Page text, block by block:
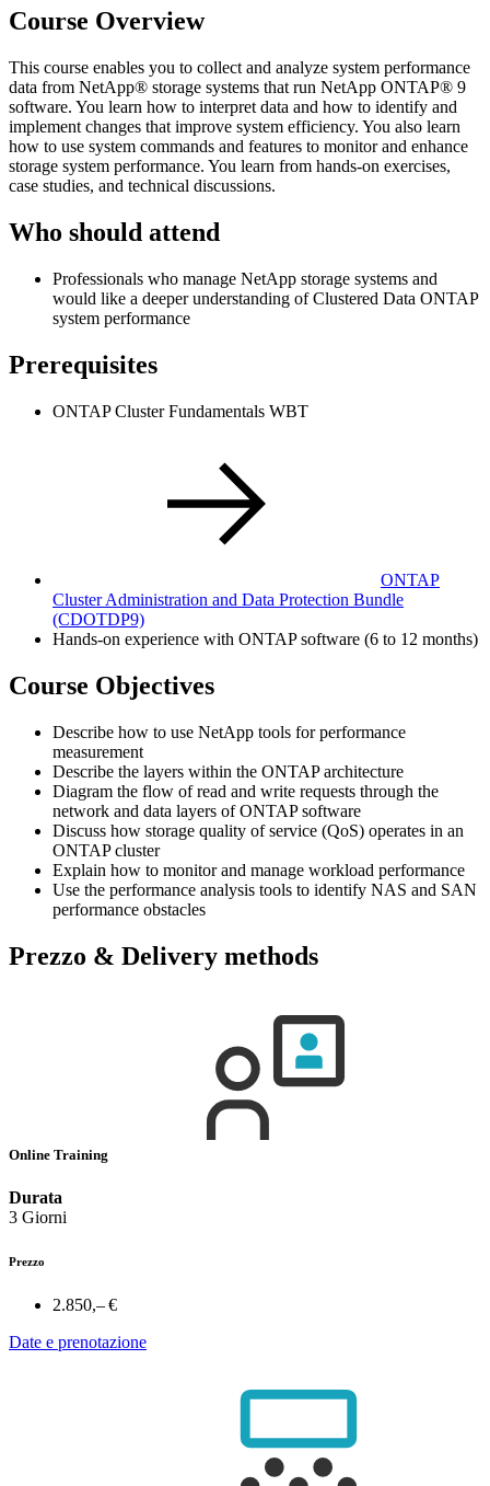
Course Overview
This course enables you to collect and analyze system performance
data from NetApp® storage systems that run NetApp ONTAP® 9
software. You learn how to interpret data and how to identify and
implement changes that improve system efficiency. You also learn
how to use system commands and features to monitor and enhance
storage system performance. You learn from hands-on exercises,
case studies, and technical discussions.
Who should attend
Professionals who manage NetApp storage systems and
would like a deeper understanding of Clustered Data ONTAP
system performance
Prerequisites
ONTAP Cluster Fundamentals WBT
ONTAP
Cluster Administration and Data Protection Bundle
(CDOTDP9)
Hands-on experience with ONTAP software (6 to 12 months)
Course Objectives
Describe how to use NetApp tools for performance
measurement
Describe the layers within the ONTAP architecture
Diagram the flow of read and write requests through the
network and data layers of ONTAP software
Discuss how storage quality of service (QoS) operates in an
ONTAP cluster
Explain how to monitor and manage workload performance
Use the performance analysis tools to identify NAS and SAN
performance obstacles
Prezzo & Delivery methods
Online Training
Durata
3 Giorni
Prezzo
2.850,– €
Date e prenotazione